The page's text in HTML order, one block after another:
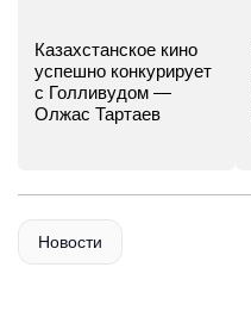
Казахстанское кино
успешно конкурирует
с Голливудом —
Олжас Тартаев
Новости